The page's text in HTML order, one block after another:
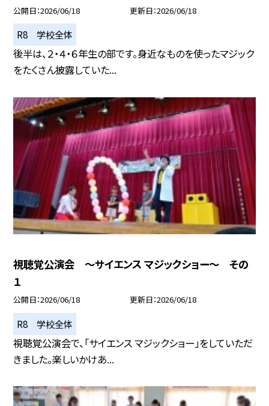
公開日 2026/06/18 更新日 2026/06/18
R8 学校全体
後半は、２・４・６年生の部です。身近なものを使ったマジック
をたくさん披露していた...
視聴覚公演会 ～サイエンス マジックショー～ その
１
公開日 2026/06/18 更新日 2026/06/18
R8 学校全体
視聴覚公演会で、「サイエンス マジックショー」をしていただ
きました。楽しいかけあ...